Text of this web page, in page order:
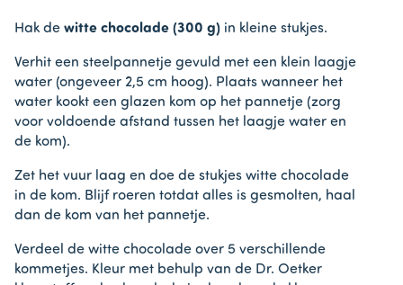
Hak de witte chocolade (300 g) in kleine stukjes.
Verhit een steelpannetje gevuld met een klein laagje
water (ongeveer 2,5 cm hoog). Plaats wanneer het
water kookt een glazen kom op het pannetje (zorg
voor voldoende afstand tussen het laagje water en
de kom).
Zet het vuur laag en doe de stukjes witte chocolade
in de kom. Blijf roeren totdat alles is gesmolten, haal
dan de kom van het pannetje.
Verdeel de witte chocolade over 5 verschillende
kommetjes. Kleur met behulp van de Dr. Oetker